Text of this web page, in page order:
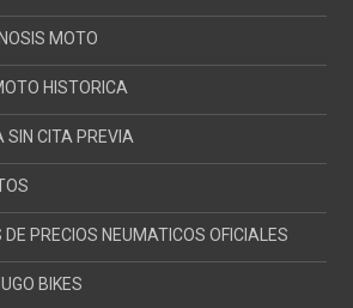
MOTO
HISTORICA
SIN CITA PREVIA
PRECIOS NEUMATICOS OFICIALES
BIKES